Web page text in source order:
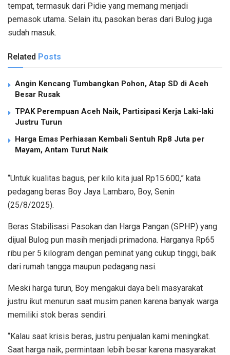
tempat, termasuk dari Pidie yang memang menjadi
pemasok utama. Selain itu, pasokan beras dari Bulog juga
sudah masuk.
Related Posts
Angin Kencang Tumbangkan Pohon, Atap SD di Aceh
Besar Rusak
TPAK Perempuan Aceh Naik, Partisipasi Kerja Laki-laki
Justru Turun
Harga Emas Perhiasan Kembali Sentuh Rp8 Juta per
Mayam, Antam Turut Naik
“Untuk kualitas bagus, per kilo kita jual Rp15.600,” kata
pedagang beras Boy Jaya Lambaro, Boy, Senin
(25/8/2025).
Beras Stabilisasi Pasokan dan Harga Pangan (SPHP) yang
dijual Bulog pun masih menjadi primadona. Harganya Rp65
ribu per 5 kilogram dengan peminat yang cukup tinggi, baik
dari rumah tangga maupun pedagang nasi.
Meski harga turun, Boy mengakui daya beli masyarakat
justru ikut menurun saat musim panen karena banyak warga
memiliki stok beras sendiri.
“Kalau saat krisis beras, justru penjualan kami meningkat.
Saat harga naik, permintaan lebih besar karena masyarakat